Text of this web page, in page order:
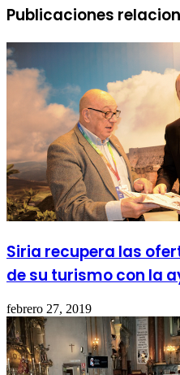
Publicaciones
Siria recupera las
de su turismo con la
febrero 27, 2019